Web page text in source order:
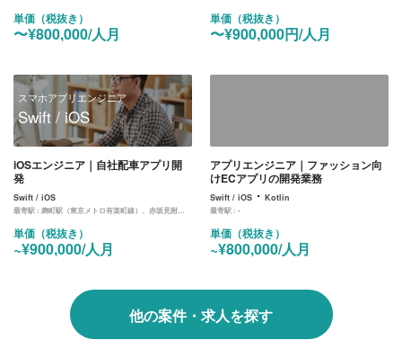
単価（税抜き）
〜¥800,000/人月
単価（税抜き）
〜¥900,000円/人月
スマホアプリエンジニア
Swift / iOS
iOSエンジニア｜自社配車アプリ開
発
Swift / iOS
最寄駅 : 麹町駅（東京メトロ有楽町線）、赤坂見附駅（銀座線、丸ノ内線）
単価（税抜き）
~¥900,000/人月
アプリエンジニア｜ファッション向
けECアプリの開発業務
Swift / iOS ・Kotlin
最寄駅 :-
単価（税抜き）
~¥800,000/人月
他の案件・求人を探す